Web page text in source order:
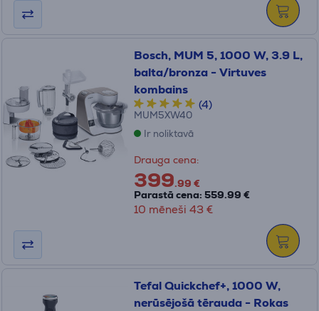
Bosch, MUM 5, 1000 W, 3.9 L,
balta/bronza - Virtuves
kombains
(4)
MUM5XW40
Ir noliktavā
Drauga cena:
399.99 €
Parastā cena: 559.99 €
10 mēneši 43 €
Tefal Quickchef+, 1000 W,
nerūsējošā tērauda - Rokas